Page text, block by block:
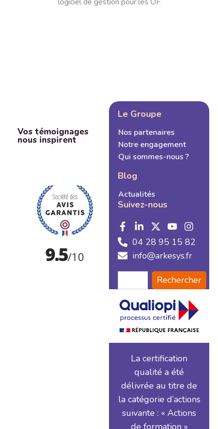
Vos témoignages
nous inspirent
Le Groupe
Nos partenaires
Notre engagement
Qui sommes-nous ?
Blog
Actualités
Suivez-nous
04 28 95 15 82
info@arkesys.fr
Rechercher
La certification
qualité a été
délivrée au titre de
la catégorie d’actions
suivante : « Actions
de formation »